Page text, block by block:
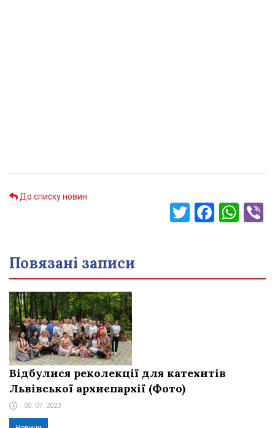
До списку новин
Twitter
Повязані записи
Відбулися реколекції для катехитів
Львівської архиєпархії (Фото)
05. 07. 2023